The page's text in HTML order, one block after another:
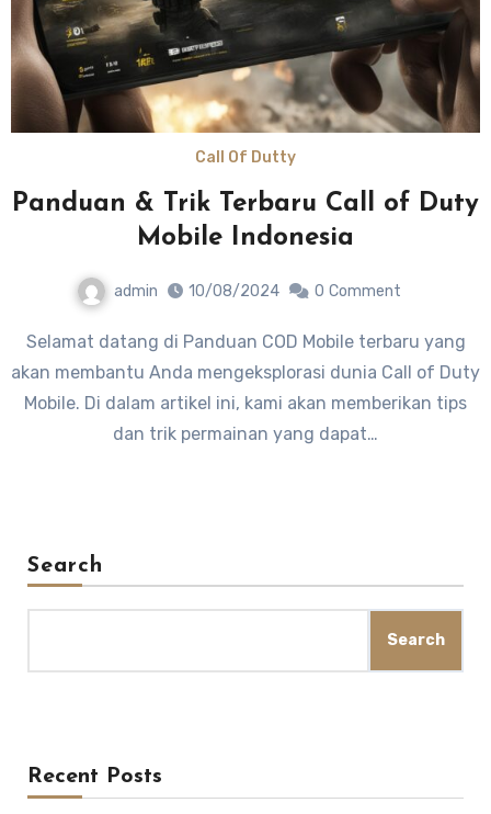
Call Of Dutty
Panduan & Trik Terbaru Call of Duty
Mobile Indonesia
admin 10/08/2024 0 Comment
Selamat datang di Panduan COD Mobile terbaru yang
akan membantu Anda mengeksplorasi dunia Call of Duty
Mobile. Di dalam artikel ini, kami akan memberikan tips
dan trik permainan yang dapat…
Search
Search
Recent Posts